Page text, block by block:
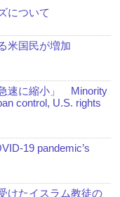
について
米国民が増加
速に縮小」 Minority
control, U.S. rights
19 pandemic’s
けたイスラム教徒の